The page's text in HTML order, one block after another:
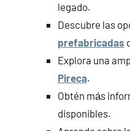
legado.
Descubre las
prefabricadas
Explora una
Pireca.
Obtén mа́s
disponibles.